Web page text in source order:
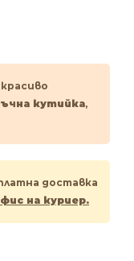
кутийка,
доставка
на куриер.